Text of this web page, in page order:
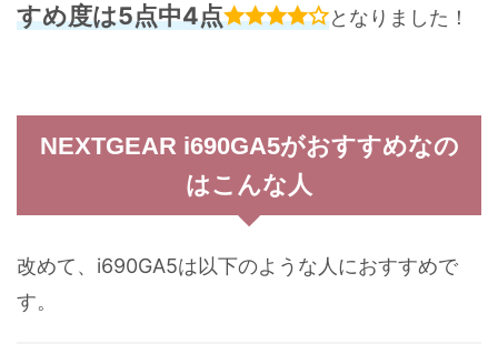
すめ度は5点中4点
となりました！
NEXTGEAR i690GA5がおすすめなの
はこんな人
改めて、i690GA5は以下のような人におすすめで
す。